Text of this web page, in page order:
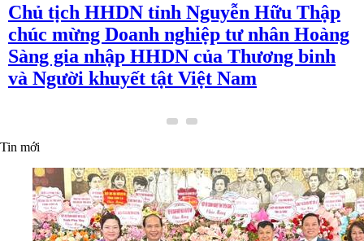
Chủ tịch HHDN tỉnh Nguyễn Hữu Thập
chúc mừng Doanh nghiệp tư nhân Hoàng
Sàng gia nhập HHDN của Thương binh
và Người khuyết tật Việt Nam
Tin mới